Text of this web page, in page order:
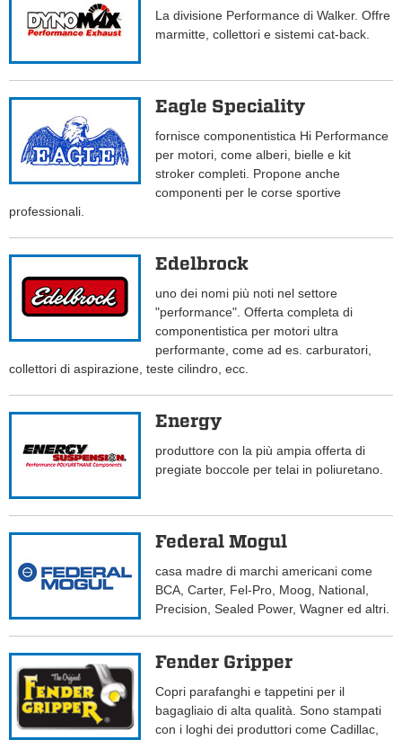
La divisione Performance di Walker. Offre
marmitte, collettori e sistemi cat-back.
Eagle Speciality
fornisce componentistica Hi Performance
per motori, come alberi, bielle e kit
stroker completi. Propone anche
componenti per le corse sportive
professionali.
Edelbrock
uno dei nomi più noti nel settore
"performance". Offerta completa di
componentistica per motori ultra
performante, come ad es. carburatori,
collettori di aspirazione, teste cilindro, ecc.
Energy
produttore con la più ampia offerta di
pregiate boccole per telai in poliuretano.
Federal Mogul
casa madre di marchi americani come
BCA, Carter, Fel-Pro, Moog, National,
Precision, Sealed Power, Wagner ed altri.
Fender Gripper
Copri parafanghi e tappetini per il
bagagliaio di alta qualità. Sono stampati
con i loghi dei produttori come Cadillac,